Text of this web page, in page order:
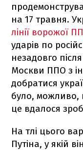
на 17 травня.
лінії ворожої
ударів по
незадовго
Москви ППО з
добратися
було, можливо,
це вдалося
На тлі цього
Путіна, у якій